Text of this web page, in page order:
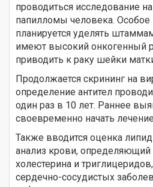
проводиться исследование
папилломы человека.
планируется уделять
имеют высокий онкогенный
приводить к раку шейки
Продолжается скрининг на
определение антител
один раз в 10 лет. Раннее
своевременно начать
Также вводится оценка
анализ крови,
холестерина и
сердечно-сосудистых